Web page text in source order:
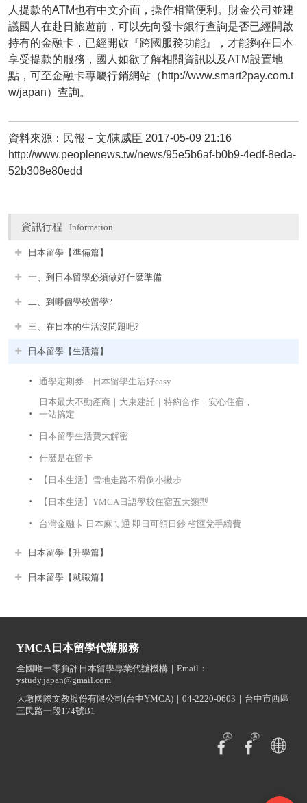
人提款的ATM也有中文介面，操作相當便利。財金公司並建
議國人在赴日旅遊前，可以先向發卡銀行查詢是否已經開啟
持有的金融卡，已經開啟『跨國服務功能』，才能夠在日本
享受提款的服務，國人如欲了解相關資訊以及ATM設置地
點，可至金融卡專屬行銷網站（http://www.smart2pay.com.t
w/japan）查詢。
資料來源：民報－文/陳威臣 2017-05-09 21:16
http://www.peoplenews.tw/news/95e5b6af-b0b9-4edf-8eda-
52b308e80edd
資訊行程 Information
日本留學【準備篇】
一、到日本留學必須做好什麼準備
二、到哪個學校留學?
三、在日本的生活沒問題吧?
日本留學【生活篇】
通學定期券—日本留學生活好easy
日本最大不動產商｜大東建託｜特約合作｜安心住宿，
一站搞定
日本留學生活費大解密
什麼是在留卡
【日本生活】雪地走路不滑倒小撇步
【日本生活】YMCA日語學校住宿五大類型
台灣金融卡 日本麻ㄟ通 即日可領日鈔 省匯兌手續費
日本留學【升學篇】
日本留學【就職篇】
YMCA日本留學代辦服務
全國唯一零負評日本留學專業代辦機構｜Email：
ystudy.japan@gmail.com
大墩國際文教股份有限公司(台中YMCA)｜04-2220-0603｜台中市西區
三民路一段174號B1